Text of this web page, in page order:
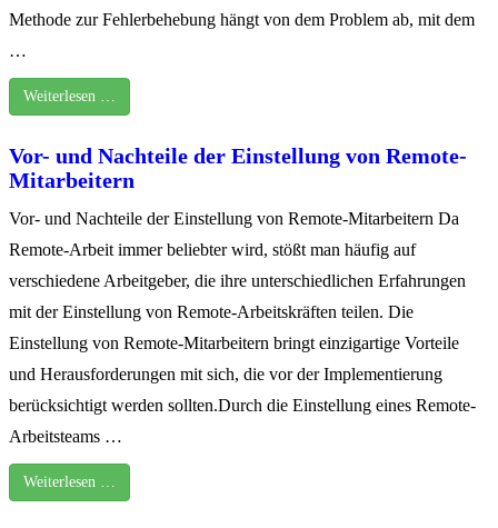
Methode zur Fehlerbehebung hängt von dem Problem ab, mit dem
…
Weiterlesen …
Vor- und Nachteile der Einstellung von Remote-
Mitarbeitern
Vor- und Nachteile der Einstellung von Remote-Mitarbeitern Da
Remote-Arbeit immer beliebter wird, stößt man häufig auf
verschiedene Arbeitgeber, die ihre unterschiedlichen Erfahrungen
mit der Einstellung von Remote-Arbeitskräften teilen. Die
Einstellung von Remote-Mitarbeitern bringt einzigartige Vorteile
und Herausforderungen mit sich, die vor der Implementierung
berücksichtigt werden sollten.Durch die Einstellung eines Remote-
Arbeitsteams …
Weiterlesen …